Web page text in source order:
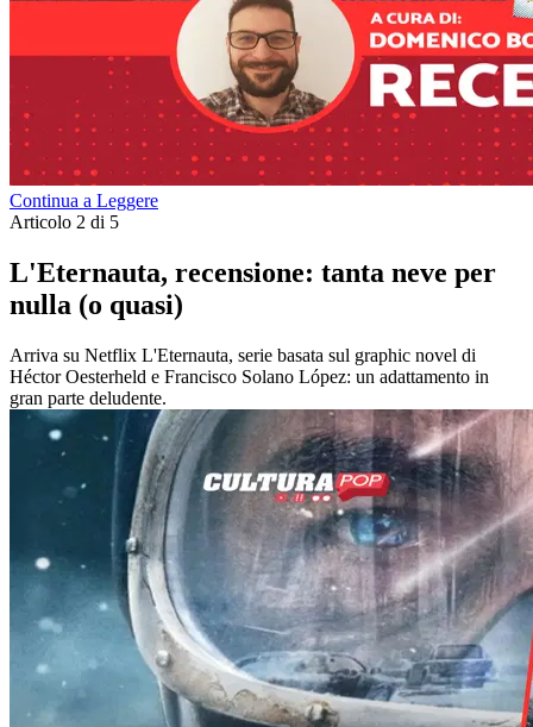
Continua a Leggere
Articolo 2 di 5
L'Eternauta, recensione: tanta neve per
nulla (o quasi)
Arriva su Netflix L'Eternauta, serie basata sul graphic novel di
Héctor Oesterheld e Francisco Solano López: un adattamento in
gran parte deludente.